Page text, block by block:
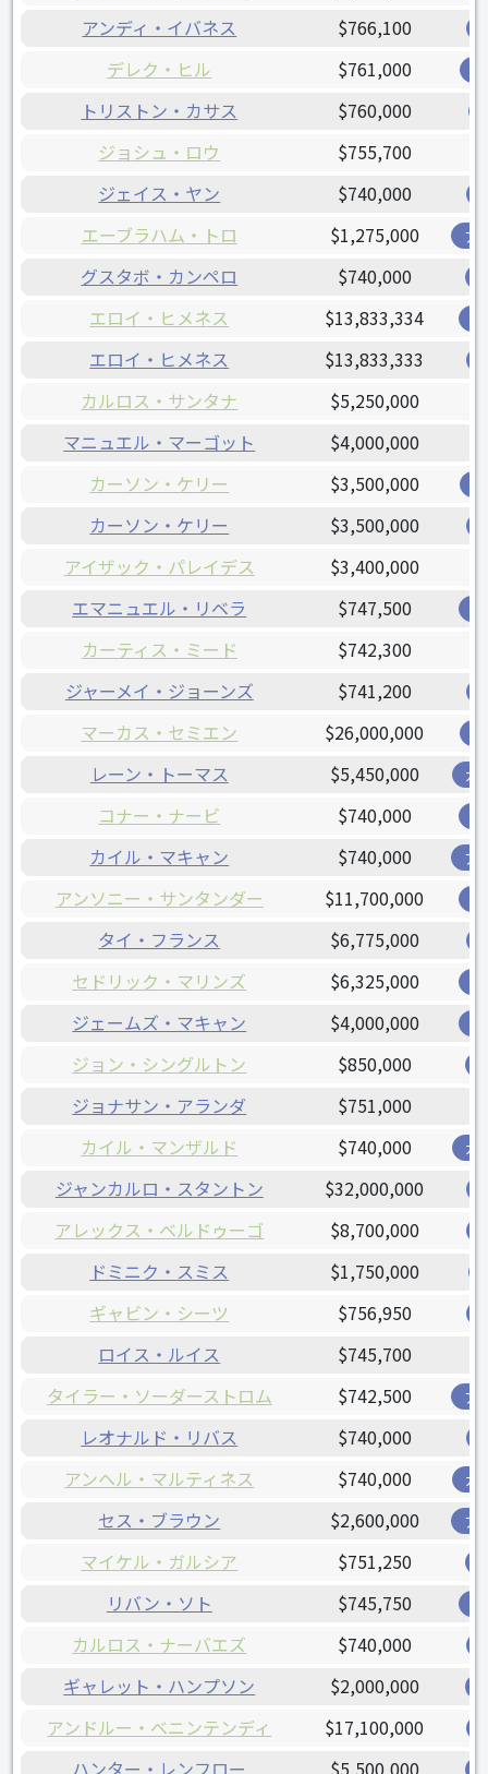
アンディ・イバネス $766,100
デレク・ヒル $761,000
トリストン・カサス $760,000
ジョシュ・ロウ
$755,700
ジェイス・ヤン
$740,000
エーブラハム・トロ $1,275,000 ア
グスタボ・カンペロ $740,000
エロイ・ヒメネス $13,833,334
エロイ・ヒメネス $13,833,333
カルロス・サンタナ $5,250,000
マニュエル・マーゴット $4,000,000
カーソン・ケリー $3,500,000
カーソン・ケリー $3,500,000
アイザック・パレイデス
$3,400,000
エマニュエル・リベラ
$747,500
カーティス・ミード
$742,300
ジャーメイ・ジョーンズ
$741,200
マーカス・セミエン $26,000,000
レーン・トーマス $5,450,000 ガ
コナー・ナービ $740,000
カイル・マキャン $740,000 ア
アンソニー・サンタンダー $11,700,000
タイ・フランス $6,775,000
セドリック・マリンズ $6,325,000
ジェームズ・マキャン $4,000,000
ジョン・シングルトン $850,000
ジョナサン・アランダ
$751,000
カイル・マンザルド
$740,000 ガ
ジャンカルロ・スタントン $32,000,000
アレックス・ベルドゥーゴ $8,700,000
ドミニク・スミス $1,750,000
ギャビン・シーツ $756,950
ロイス・ルイス $745,700
タイラー・ソーダーストロム $742,500 ア
レオナルド・リバス $740,000
アンヘル・マルティネス $740,000 ガ
セス・ブラウン $2,600,000 ア
マイケル・ガルシア $751,250
リバン・ソト $745,750
カルロス・ナーバエズ $740,000
ギャレット・ハンプソン $2,000,000
アンドルー・ベニンテンディ $17,100,000
ハンター・レンフロー $5,500,000